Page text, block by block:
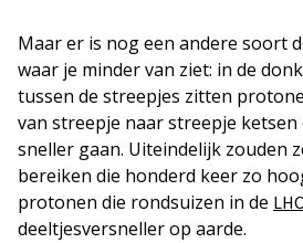
Maar er is nog een andere soort
waar je minder van ziet: in de
tussen de streepjes zitten
van streepje naar streepje ketsen
sneller gaan. Uiteindelijk zouden
bereiken die honderd keer zo
protonen die rondsuizen in de LHC
deeltjesversneller op aarde.